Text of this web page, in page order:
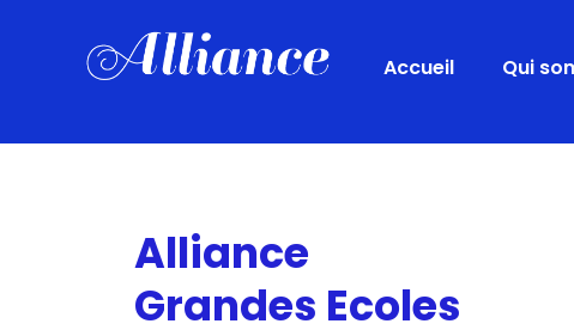
Accueil Qui
Alliance
Grandes Ecoles